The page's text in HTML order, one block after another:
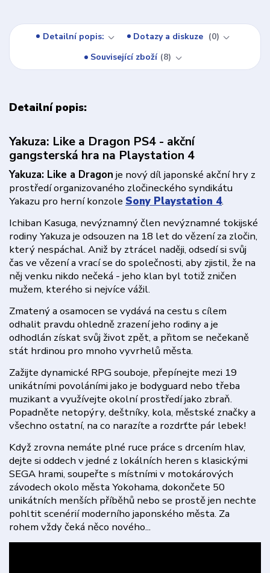
Detailní popis: Dotazy a diskuze
0
Související zboží 8
Detailní popis:
Yakuza: Like a Dragon PS4 - akční
gangsterská hra na Playstation 4
Yakuza: Like a Dragon je nový díl japonské akční hry z
prostředí organizovaného zločineckého syndikátu
Yakazu pro herní konzole Sony Playstation 4.
Ichiban Kasuga, nevýznamný člen nevýznamné tokijské
rodiny Yakuza je odsouzen na 18 let do vězení za zločin,
který nespáchal. Aniž by ztrácel naději, odsedí si svůj
čas ve vězení a vrací se do společnosti, aby zjistil, že na
něj venku nikdo nečeká - jeho klan byl totiž zničen
mužem, kterého si nejvíce vážil.
Zmatený a osamocen se vydává na cestu s cílem
odhalit pravdu ohledně zrazení jeho rodiny a je
odhodlán získat svůj život zpět, a přitom se nečekaně
stát hrdinou pro mnoho vyvrhelů města.
Zažijte dynamické RPG souboje, přepínejte mezi 19
unikátními povoláními jako je bodyguard nebo třeba
muzikant a využívejte okolní prostředí jako zbraň.
Popadněte netopýry, deštníky, kola, městské značky a
všechno ostatní, na co narazíte a rozdrťte pár lebek!
Když zrovna nemáte plné ruce práce s drcením hlav,
dejte si oddech v jedné z lokálních heren s klasickými
SEGA hrami, soupeřte s místními v motokárových
závodech okolo města Yokohama, dokončete 50
unikátních menších příběhů nebo se prostě jen nechte
pohltit scenérií moderního japonského města. Za
rohem vždy čeká něco nového...